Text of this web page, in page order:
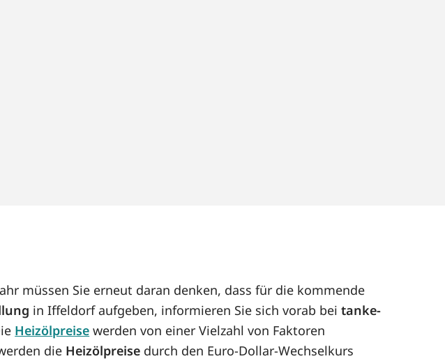
müssen Sie erneut daran denken, dass für die kommende
in Iffeldorf aufgeben, informieren Sie sich vorab beitanke-
Heizölpreise werden von einer Vielzahl von Faktoren
die Heizölpreise durch den Euro-Dollar-Wechselkurs